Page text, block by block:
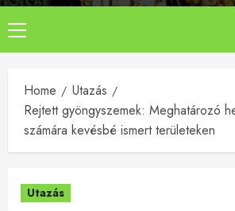
Primary
Menu
Home
Utazás
Rejtett gyöngyszemek: Meghatározó
számára kevésbé ismert területeken
Utazás